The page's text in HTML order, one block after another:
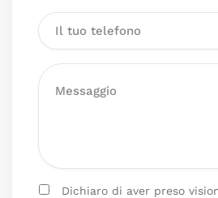
Dichiaro di aver preso